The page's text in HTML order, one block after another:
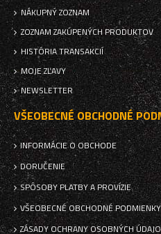
NÁKUPNÝ ZOZNAM
ZOZNAM ZAKÚPENÝCH PRODUKTOV
HISTÓRIA TRANSAKCIÍ
MOJE ZĽAVY
NEWSLETTER
VŠEOBECNÉ OBCHODNÉ
INFORMÁCIE O OBCHODE
DORUČENIE
SPÔSOBY PLATBY A PROVÍZIE
VŠEOBECNÉ OBCHODNÉ PODMIENKY
ZÁSADY OCHRANY OSOBNÝCH